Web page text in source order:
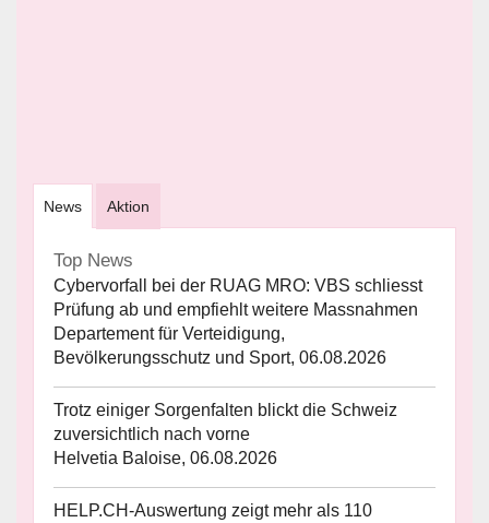
News Aktion
Top News
Cybervorfall bei der RUAG MRO: VBS schliesst
Prüfung ab und empfiehlt weitere Massnahmen
Departement für Verteidigung,
Bevölkerungsschutz und Sport, 06.08.2026
Trotz einiger Sorgenfalten blickt die Schweiz
zuversichtlich nach vorne
Helvetia Baloise, 06.08.2026
HELP.CH-Auswertung zeigt mehr als 110